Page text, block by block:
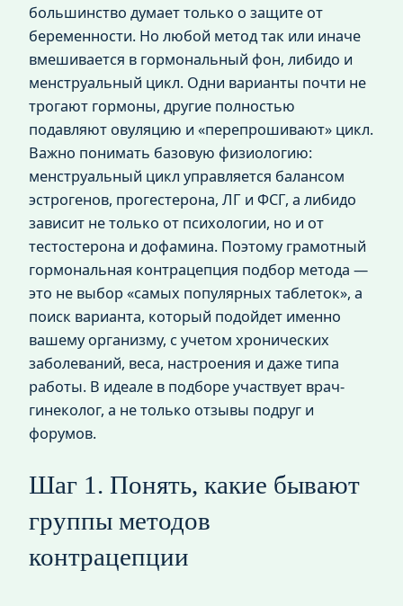
большинство думает только о защите от
беременности. Но любой метод так или иначе
вмешивается в гормональный фон, либидо и
менструальный цикл. Одни варианты почти не
трогают гормоны, другие полностью
подавляют овуляцию и «перепрошивают» цикл.
Важно понимать базовую физиологию:
менструальный цикл управляется балансом
эстрогенов, прогестерона, ЛГ и ФСГ, а либидо
зависит не только от психологии, но и от
тестостерона и дофамина. Поэтому грамотный
гормональная контрацепция подбор метода —
это не выбор «самых популярных таблеток», а
поиск варианта, который подойдет именно
вашему организму, с учетом хронических
заболеваний, веса, настроения и даже типа
работы. В идеале в подборе участвует врач-
гинеколог, а не только отзывы подруг и
форумов.
Шаг 1. Понять, какие бывают
группы методов
контрацепции